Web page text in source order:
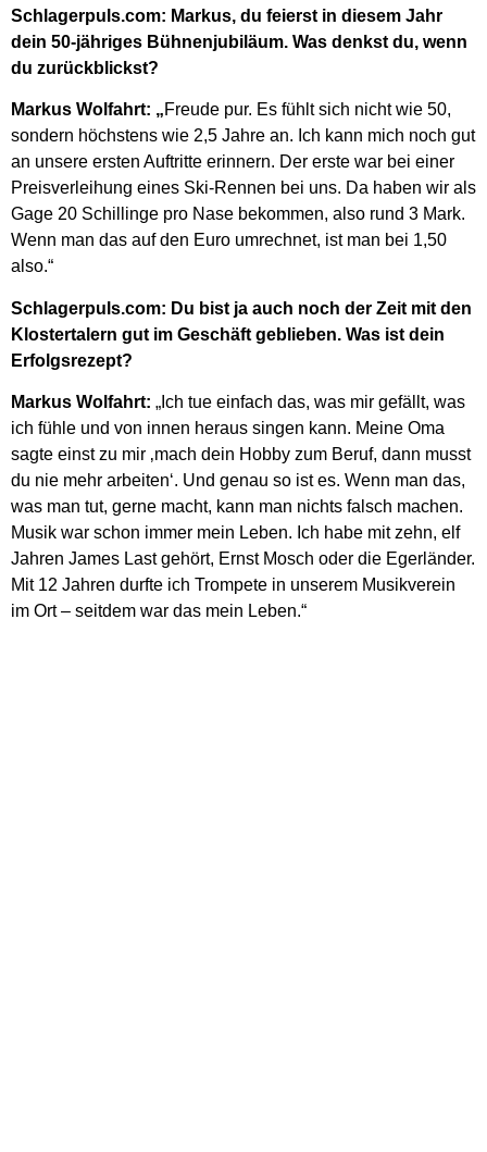
Schlagerpuls.com: Markus, du feierst in diesem Jahr
dein 50-jähriges Bühnenjubiläum. Was denkst du, wenn
du zurückblickst?
Markus Wolfahrt: „Freude pur. Es fühlt sich nicht wie 50,
sondern höchstens wie 2,5 Jahre an. Ich kann mich noch gut
an unsere ersten Auftritte erinnern. Der erste war bei einer
Preisverleihung eines Ski-Rennen bei uns. Da haben wir als
Gage 20 Schillinge pro Nase bekommen, also rund 3 Mark.
Wenn man das auf den Euro umrechnet, ist man bei 1,50
also.“
Schlagerpuls.com: Du bist ja auch noch der Zeit mit den
Klostertalern gut im Geschäft geblieben. Was ist dein
Erfolgsrezept?
Markus Wolfahrt: „Ich tue einfach das, was mir gefällt, was
ich fühle und von innen heraus singen kann. Meine Oma
sagte einst zu mir ‚mach dein Hobby zum Beruf, dann musst
du nie mehr arbeiten‘. Und genau so ist es. Wenn man das,
was man tut, gerne macht, kann man nichts falsch machen.
Musik war schon immer mein Leben. Ich habe mit zehn, elf
Jahren James Last gehört, Ernst Mosch oder die Egerländer.
Mit 12 Jahren durfte ich Trompete in unserem Musikverein
im Ort – seitdem war das mein Leben.“